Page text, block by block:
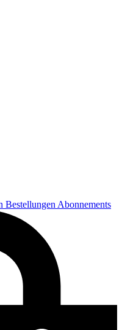
Bestellungen Abonnements